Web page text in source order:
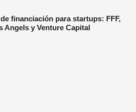
financiación para startups: FFF,
Angels y Venture Capital